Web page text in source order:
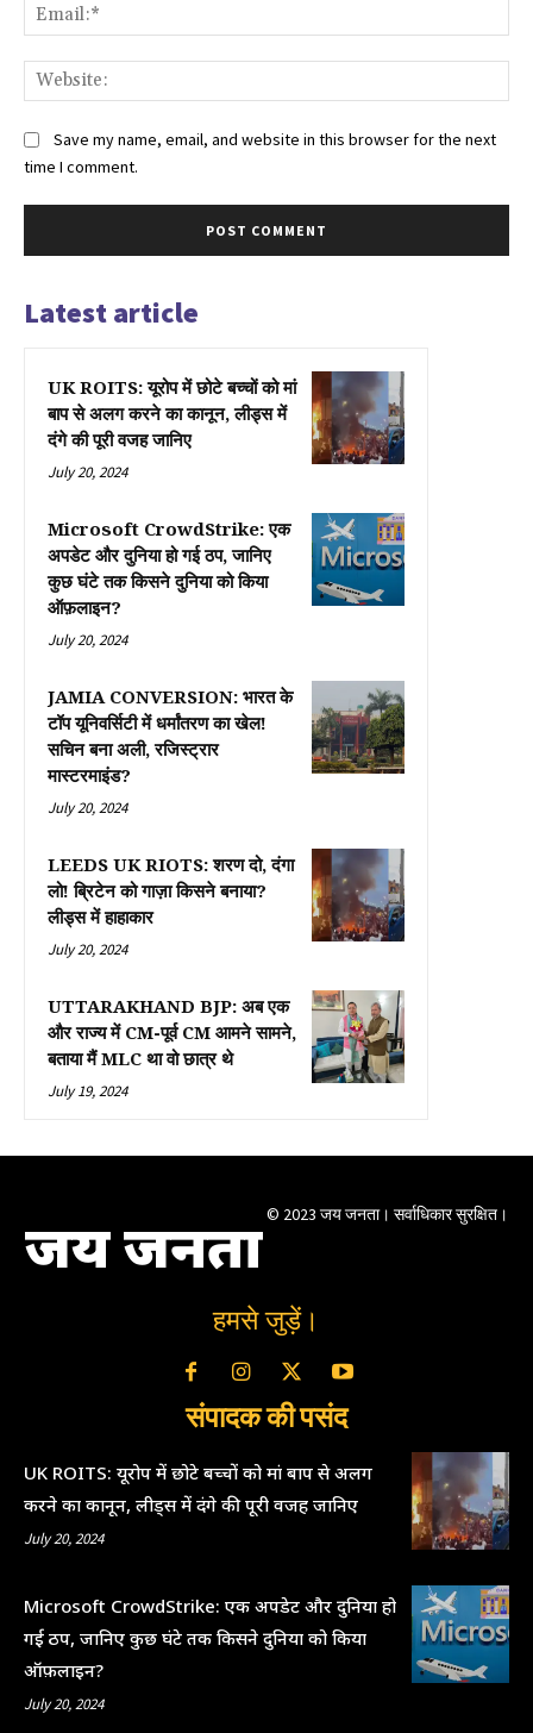
Save my name, email, and website in this browser for the next
time I comment.
Latest article
UK ROITS: यूरोप में छोटे बच्चों को मां
बाप से अलग करने का कानून, लीड्स में
दंगे की पूरी वजह जानिए
July 20, 2024
Microsoft CrowdStrike: एक
अपडेट और दुनिया हो गई ठप, जानिए
कुछ घंटे तक किसने दुनिया को किया
ऑफ़लाइन?
July 20, 2024
JAMIA CONVERSION: भारत के
टॉप यूनिवर्सिटी में धर्मांतरण का खेल!
सचिन बना अली, रजिस्ट्रार
मास्टरमाइंड?
July 20, 2024
LEEDS UK RIOTS: शरण दो, दंगा
लो! ब्रिटेन को गाज़ा किसने बनाया?
लीड्स में हाहाकार
July 20, 2024
UTTARAKHAND BJP: अब एक
और राज्य में CM-पूर्व CM आमने सामने,
बताया मैं MLC था वो छात्र थे
July 19, 2024
जय जनता © 2023 जय जनता। सर्वाधिकार सुरक्षित।
हमसे जुड़ें।
संपादक की पसंद
UK ROITS: यूरोप में छोटे बच्चों को मां बाप से अलग
करने का कानून, लीड्स में दंगे की पूरी वजह जानिए
July 20, 2024
Microsoft CrowdStrike: एक अपडेट और दुनिया हो
गई ठप, जानिए कुछ घंटे तक किसने दुनिया को किया
ऑफ़लाइन?
July 20, 2024